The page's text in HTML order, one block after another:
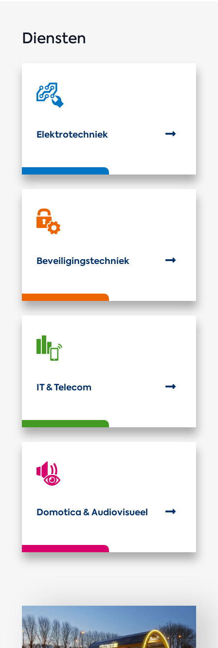
Diensten

Elektrotechniek

Beveiligingstechniek

IT & Telecom

Domotica & Audiovisueel